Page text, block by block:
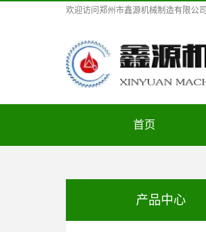
欢迎访问 郑州市鑫源机械制造有限公司
首页
产品中心